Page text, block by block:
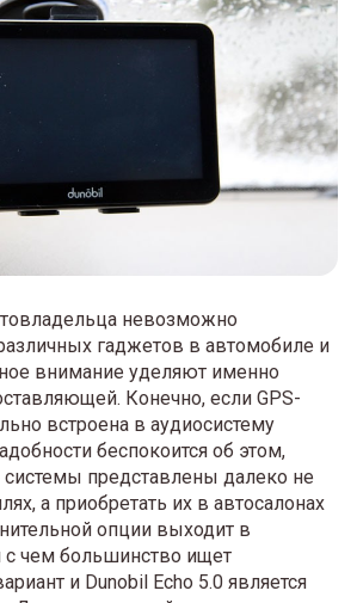
невозможно
гаджетов в автомобиле и
внимание уделяют именно
Конечно, если GPS-
встроена в аудиосистему
беспокоится об этом,
представлены далеко не
а приобретать их в автосалонах
опции выходит в
с чем большинство ищет
и Dunobil Echo 5.0 является